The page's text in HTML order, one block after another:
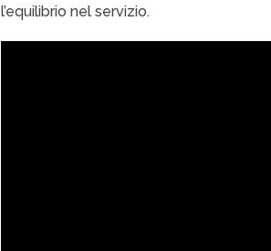
l’equilibrio nel servizio.